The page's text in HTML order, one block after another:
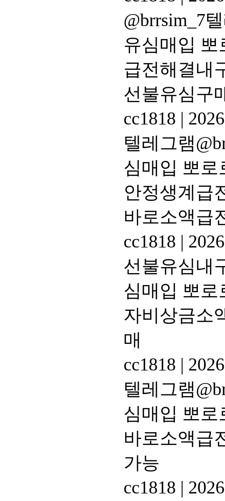
@brrsim_7
유심매입
급전해결내
선불유심구
cc1818 |
텔레그램
심매입 뽀
안정생계급
바로소액급
cc1818 |
선불유심내
심매입 뽀
자비상금소
매
cc1818 |
텔레그램
심매입 뽀로
바로소액급
가능
cc1818 |